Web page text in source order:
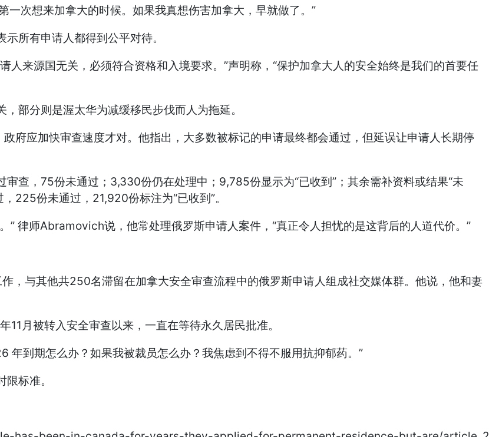
次想来加拿大的时候。如果我真想伤害加拿大，早就做了。”
所有申请人都得到公平对待。
人来源国无关，必须符合资格和入境要求。”声明称，“保护加拿大人的安全始终是我们的首要任
部分则是渥太华为减缓移民步伐而人为拖延。
府应加快审查速度才对。他指出，大多数被标记的申请最终都会通过，但延误让申请人长期停
查，75份未通过；3,330份仍在处理中；9,785份显示为“已收到”；其余需补资料或结果“未
225份未通过，21,920份标注为“已收到”。
” 律师Abramovich说，他常处理俄罗斯申请人案件，“真正令人担忧的是这背后的人道代价。”
，与其他共250名滞留在加拿大安全审查流程中的俄罗斯申请人组成社交媒体群。他说，他和妻
月被转入安全审查以来，一直在等待永久居民批准。
年到期怎么办？如果我被裁员怎么办？我焦虑到不得不服用抗抑郁药。”
标准。